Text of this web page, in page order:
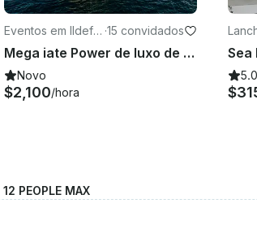
Eventos em Ildefo
nso Green
·15 convidados
Mega iate Power de luxo de 98 pés em Cabo San Lucas
Novo
$2,100/hora
5.0
12 PEOPLE MAX